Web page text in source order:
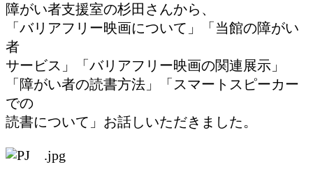
障がい者支援室の杉田さんから、
「バリアフリー映画について」「当館の障がい
者
サービス」「バリアフリー映画の関連展示」
「障がい者の読書方法」「スマートスピーカー
での
読書について」お話しいただきました。